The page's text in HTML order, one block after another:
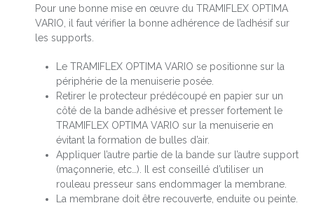
Pour une bonne mise en œuvre du TRAMIFLEX OPTIMA
VARIO, il faut vérifier la bonne adhérence de l’adhésif sur
les supports.
Le TRAMIFLEX OPTIMA VARIO se positionne sur la
périphérie de la menuiserie posée.
Retirer le protecteur prédécoupé en papier sur un
côté de la bande adhésive et presser fortement le
TRAMIFLEX OPTIMA VARIO sur la menuiserie en
évitant la formation de bulles d’air.
Appliquer l’autre partie de la bande sur l’autre support
(maçonnerie, etc…). Il est conseillé d’utiliser un
rouleau presseur sans endommager la membrane.
La membrane doit être recouverte, enduite ou peinte.